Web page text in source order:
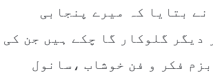
بتایا کہ میرے پنجابی
دیگر گلوکار گا چکے ہیں جن کی
فکر و فن خوشاب ،سانول